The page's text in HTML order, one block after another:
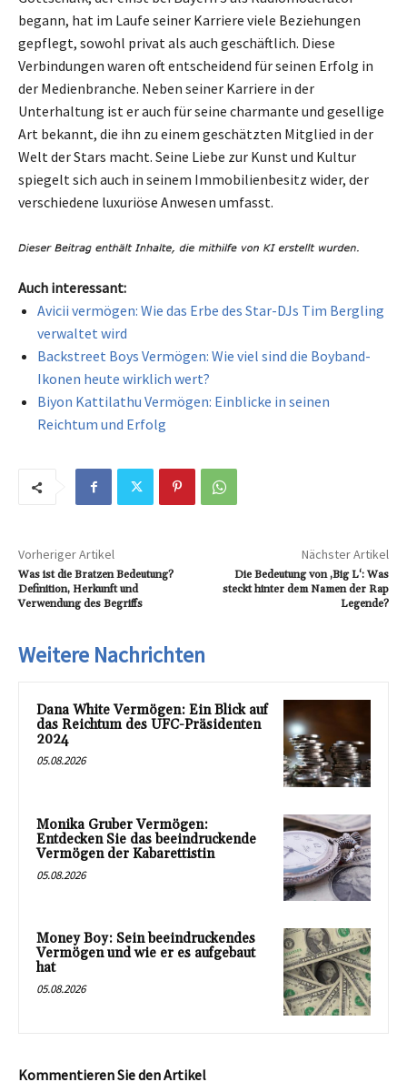
begann, hat im Laufe seiner Karriere viele Beziehungen
gepflegt, sowohl privat als auch geschäftlich. Diese
Verbindungen waren oft entscheidend für seinen Erfolg in
der Medienbranche. Neben seiner Karriere in der
Unterhaltung ist er auch für seine charmante und gesellige
Art bekannt, die ihn zu einem geschätzten Mitglied in der
Welt der Stars macht. Seine Liebe zur Kunst und Kultur
spiegelt sich auch in seinem Immobilienbesitz wider, der
verschiedene luxuriöse Anwesen umfasst.
Auch interessant:
Avicii vermögen: Wie das Erbe des Star-DJs Tim Bergling
verwaltet wird
Backstreet Boys Vermögen: Wie viel sind die Boyband-
Ikonen heute wirklich wert?
Biyon Kattilathu Vermögen: Einblicke in seinen
Reichtum und Erfolg
Vorheriger Artikel
Was ist die Bratzen Bedeutung?
Definition, Herkunft und
Verwendung des Begriffs
Nächster Artikel
Die Bedeutung von ‚Big L‘: Was
steckt hinter dem Namen der Rap
Legende?
Weitere Nachrichten
Dana White Vermögen: Ein Blick auf
das Reichtum des UFC-Präsidenten
2024
05.08.2026
Monika Gruber Vermögen:
Entdecken Sie das beeindruckende
Vermögen der Kabarettistin
05.08.2026
Money Boy: Sein beeindruckendes
Vermögen und wie er es aufgebaut
hat
05.08.2026
Kommentieren Sie den Artikel